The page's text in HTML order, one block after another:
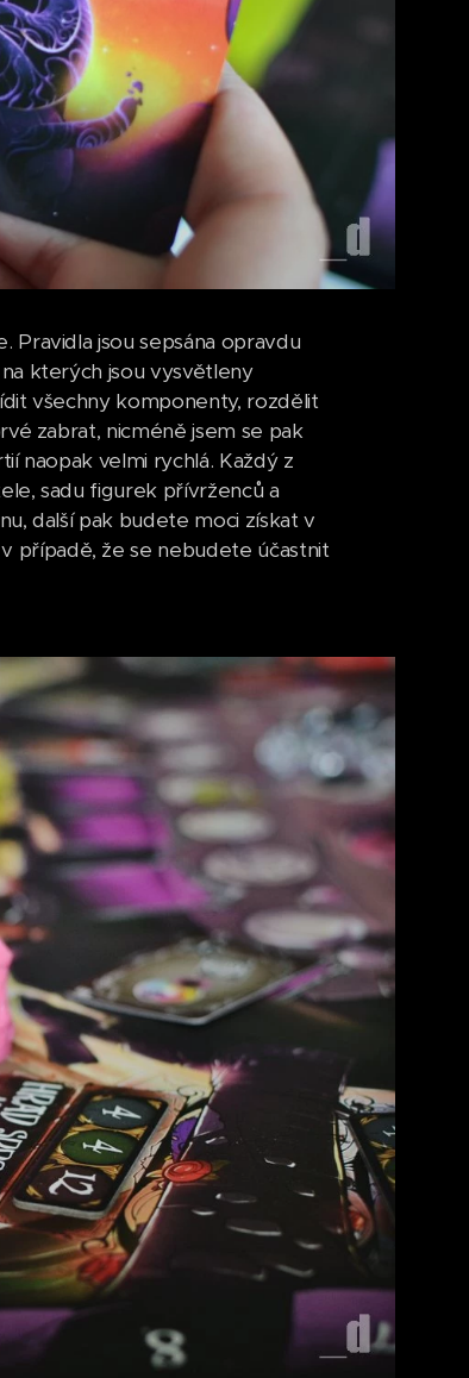
jsou sepsána opravdu
kterých jsou vysvětleny
všechny komponenty, rozdělit
zabrat, nicméně jsem se pak
naopak velmi rychlá. Každý z
sadu figurek přívrženců a
další pak budete moci získat v
případě, že se nebudete účastnit